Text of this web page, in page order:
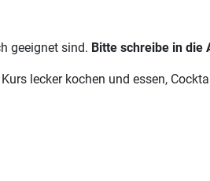
geeignet sind. Bitte schreibe in die
lecker kochen und essen,